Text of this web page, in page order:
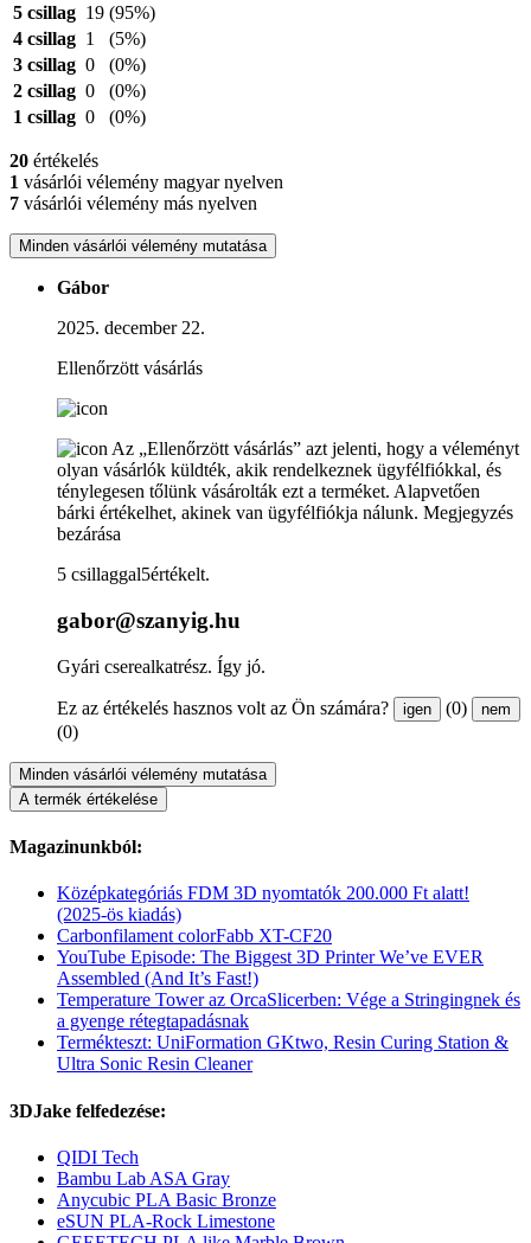
5 csillag 19 (95%)
4 csillag 1
(5%)
3 csillag 0
(0%)
2 csillag 0
(0%)
1 csillag 0 (0%)
20 értékelés
1 vásárlói vélemény magyar nyelven
7 vásárlói vélemény más nyelven
Minden vásárlói vélemény mutatása
Gábor
2025. december 22.
Ellenőrzött vásárlás
Az „Ellenőrzött vásárlás” azt jelenti, hogy a véleményt
olyan vásárlók küldték, akik rendelkeznek ügyfélfiókkal, és
ténylegesen tőlünk vásárolták ezt a terméket. Alapvetően
bárki értékelhet, akinek van ügyfélfiókja nálunk. Megjegyzés
bezárása
5 csillaggal5értékelt.
gabor@szanyig.hu
Gyári cserealkatrész. Így jó.
Ez az értékelés hasznos volt az Ön számára? igen (0) nem
(0)
Minden vásárlói vélemény mutatása
A termék értékelése
Magazinunkból:
Középkategóriás FDM 3D nyomtatók 200.000 Ft alatt!
(2025-ös kiadás)
Carbonfilament colorFabb XT-CF20
YouTube Episode: The Biggest 3D Printer We’ve EVER
Assembled (And It’s Fast!)
Temperature Tower az OrcaSlicerben: Vége a Stringingnek és
a gyenge rétegtapadásnak
Termékteszt: UniFormation GKtwo, Resin Curing Station &
Ultra Sonic Resin Cleaner
3DJake felfedezése:
QIDI Tech
Bambu Lab ASA Gray
Anycubic PLA Basic Bronze
eSUN PLA-Rock Limestone